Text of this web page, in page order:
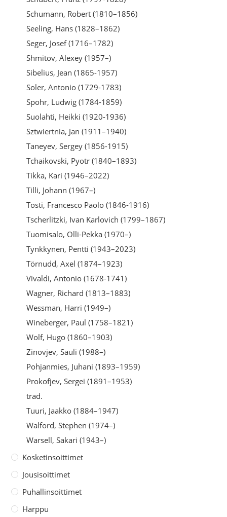
Schumann, Robert (1810–1856)
Seeling, Hans (1828–1862)
Seger, Josef (1716–1782)
Shmitov, Alexey (1957–)
Sibelius, Jean (1865-1957)
Soler, Antonio (1729-1783)
Spohr, Ludwig (1784-1859)
Suolahti, Heikki (1920-1936)
Sztwiertnia, Jan (1911–1940)
Taneyev, Sergey (1856-1915)
Tchaikovski, Pyotr (1840–1893)
Tikka, Kari (1946–2022)
Tilli, Johann (1967–)
Tosti, Francesco Paolo (1846-1916)
Tscherlitzki, Ivan Karlovich (1799–1867)
Tuomisalo, Olli-Pekka (1970–)
Tynkkynen, Pentti (1943–2023)
Törnudd, Axel (1874–1923)
Vivaldi, Antonio (1678-1741)
Wagner, Richard (1813–1883)
Wessman, Harri (1949–)
Wineberger, Paul (1758–1821)
Wolf, Hugo (1860–1903)
Zinovjev, Sauli (1988–)
Pohjanmies, Juhani (1893–1959)
Prokofjev, Sergei (1891–1953)
trad.
Tuuri, Jaakko (1884–1947)
Walford, Stephen (1974–)
Warsell, Sakari (1943–)
Kosketinsoittimet
Jousisoittimet
Puhallinsoittimet
Harppu